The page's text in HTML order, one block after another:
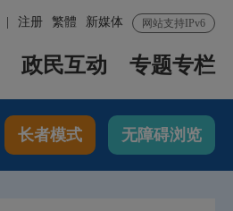
网站支持IPv6
新媒体
繁體
注册
政民互动 专题专栏
长者模式 无障碍浏览